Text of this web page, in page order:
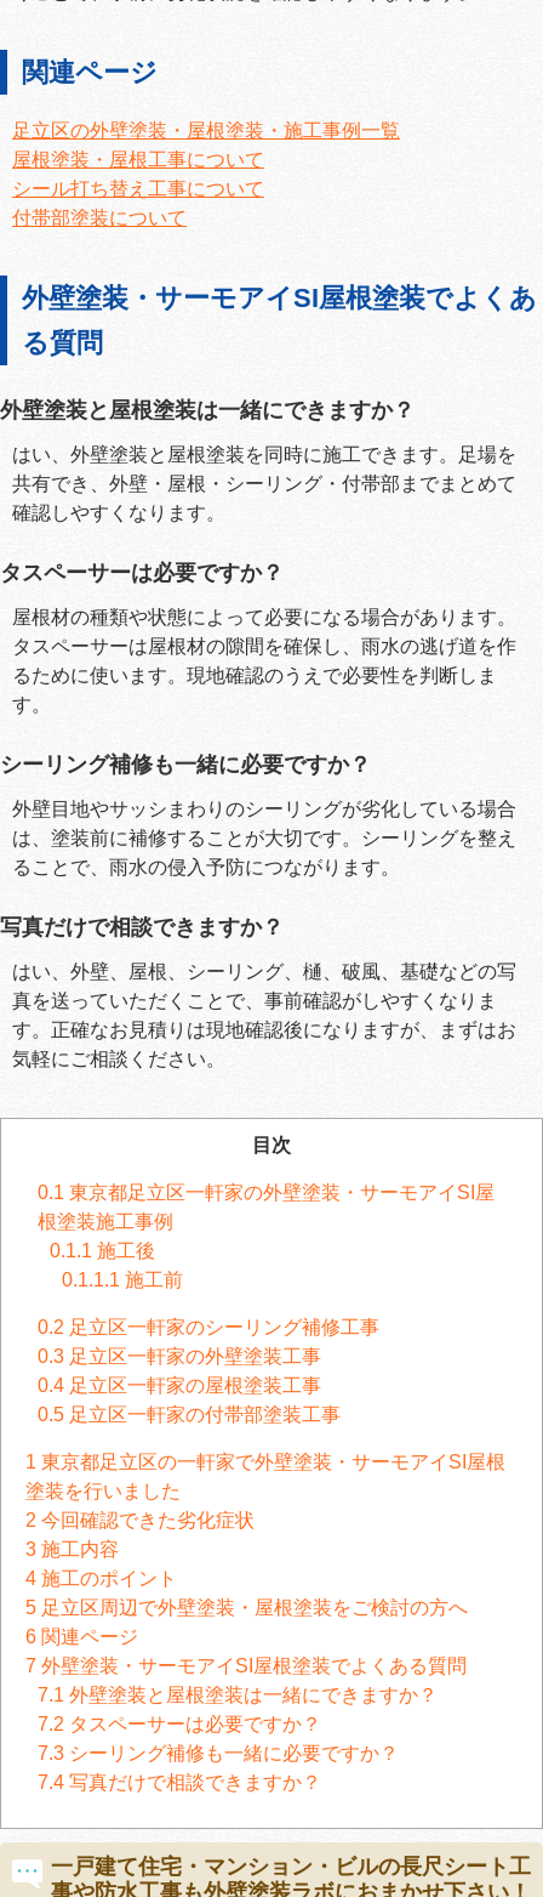
関連ページ
足立区の外壁塗装・屋根塗装・施工事例一覧
屋根塗装・屋根工事について
シール打ち替え工事について
付帯部塗装について
外壁塗装・サーモアイSI屋根塗装でよくあ
る質問
外壁塗装と屋根塗装は一緒にできますか？
はい、外壁塗装と屋根塗装を同時に施工できます。足場を
共有でき、外壁・屋根・シーリング・付帯部までまとめて
確認しやすくなります。
タスペーサーは必要ですか？
屋根材の種類や状態によって必要になる場合があります。
タスペーサーは屋根材の隙間を確保し、雨水の逃げ道を作
るために使います。現地確認のうえで必要性を判断しま
す。
シーリング補修も一緒に必要ですか？
外壁目地やサッシまわりのシーリングが劣化している場合
は、塗装前に補修することが大切です。シーリングを整え
ることで、雨水の侵入予防につながります。
写真だけで相談できますか？
はい、外壁、屋根、シーリング、樋、破風、基礎などの写
真を送っていただくことで、事前確認がしやすくなりま
す。正確なお見積りは現地確認後になりますが、まずはお
気軽にご相談ください。
目次
0.1 東京都足立区一軒家の外壁塗装・サーモアイSI屋
根塗装施工事例
0.1.1 施工後
0.1.1.1 施工前
0.2 足立区一軒家のシーリング補修工事
0.3 足立区一軒家の外壁塗装工事
0.4 足立区一軒家の屋根塗装工事
0.5 足立区一軒家の付帯部塗装工事
1 東京都足立区の一軒家で外壁塗装・サーモアイSI屋根
塗装を行いました
2 今回確認できた劣化症状
3 施工内容
4 施工のポイント
5 足立区周辺で外壁塗装・屋根塗装をご検討の方へ
6 関連ページ
7 外壁塗装・サーモアイSI屋根塗装でよくある質問
7.1 外壁塗装と屋根塗装は一緒にできますか？
7.2 タスペーサーは必要ですか？
7.3 シーリング補修も一緒に必要ですか？
7.4 写真だけで相談できますか？
一戸建て住宅・マンション・ビルの長尺シート工
事や防水工事も外壁塗装ラボにおまかせ下さい！